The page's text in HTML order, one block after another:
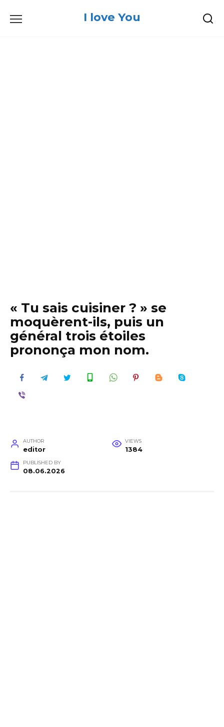
I love You
« Tu sais cuisiner ? » se
moquèrent-ils, puis un
général trois étoiles
prononça mon nom.
AUTHOR
editor
VIEWS
1384
PUBLISHED BY
08.06.2026